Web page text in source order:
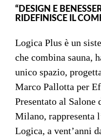
“DESIGN E
RIDEFINISCE IL
Logica Plus è un
che combina sauna,
unico spazio,
Marco Pallotta per
Presentato al Salone
Milano, rappresenta
Logica, a vent’anni